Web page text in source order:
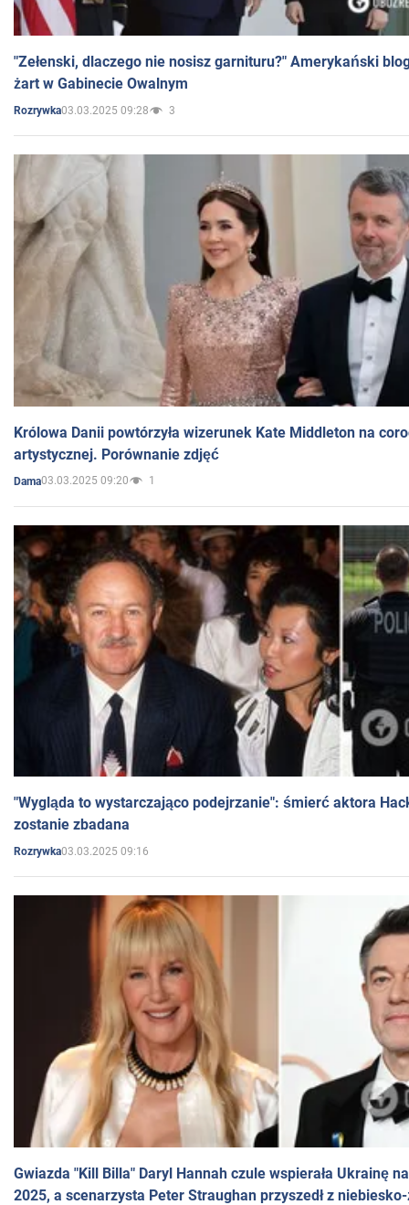
"Zełenski, dlaczego nie nosisz garnituru?" Amerykański
żart w Gabinecie Owalnym
Rozrywka03.03.2025 09:28 3
Królowa Danii powtórzyła wizerunek Kate Middleton na
artystycznej. Porównanie zdjęć
Dama03.03.2025 09:20 1
"Wygląda to wystarczająco podejrzanie": śmierć aktora
zostanie zbadana
Rozrywka03.03.2025 09:16
Gwiazda "Kill Billa" Daryl Hannah czule wspierała Ukrainę
2025, a scenarzysta Peter Straughan przyszedł z